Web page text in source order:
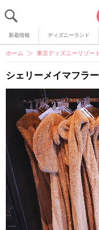
新着情報 ディズニーランド
ホーム 東京ディズニーリゾート
シェリーメイマフラー